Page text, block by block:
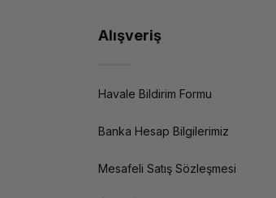
Alışveriş
Havale Bildirim Formu
Banka Hesap Bilgilerimiz
Mesafeli Satış Sözleşmesi